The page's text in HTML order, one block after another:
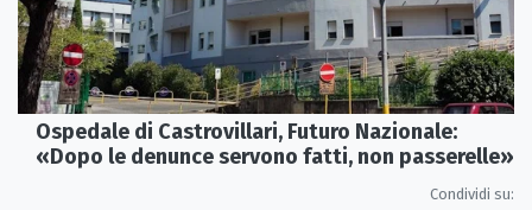
Ospedale di Castrovillari, Futuro Nazionale:
«Dopo le denunce servono fatti, non passerelle»
Condividi su: